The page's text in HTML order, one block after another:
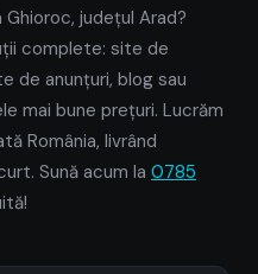
județul Arad?
complete: site de
de anunțuri, blog sau
mai bune prețuri. Lucrăm
România, livrând
Sună acum la 0785